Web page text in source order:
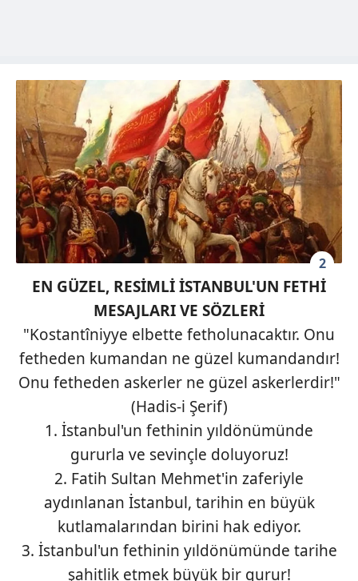
2
EN GÜZEL, RESİMLİ İSTANBUL'UN FETHİ
MESAJLARI VE SÖZLERİ
"Kostantîniyye elbette fetholunacaktır. Onu
fetheden kumandan ne güzel kumandandır!
Onu fetheden askerler ne güzel askerlerdir!"
(Hadis-i Şerif)
1. İstanbul'un fethinin yıldönümünde
gururla ve sevinçle doluyoruz!
2. Fatih Sultan Mehmet'in zaferiyle
aydınlanan İstanbul, tarihin en büyük
kutlamalarından birini hak ediyor.
3. İstanbul'un fethinin yıldönümünde tarihe
şahitlik etmek büyük bir gurur!